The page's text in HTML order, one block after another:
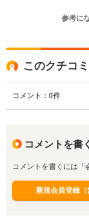
参考に
このクチコ
コメント： 0件
コメントを書く
コメントを書くには「
新規会員登録（